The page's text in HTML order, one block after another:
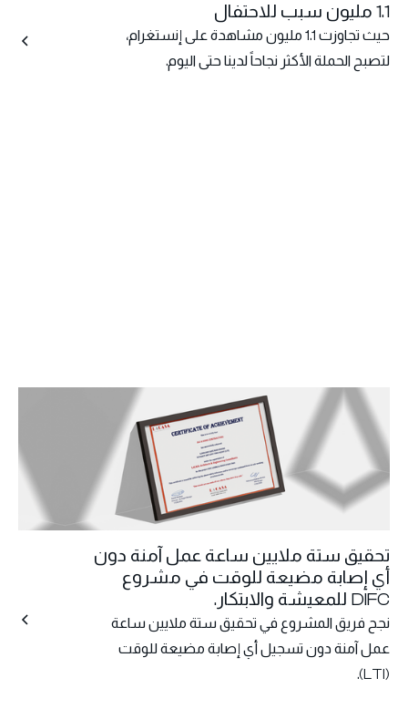
1.1 مليون سبب للاحتفال
حيث تجاوزت 1.1 مليون مشاهدة على إنستغرام،
لتصبح الحملة الأكثر نجاحاً لدينا حتى اليوم.
تحقيق ستة ملايين ساعة عمل آمنة دون
أي إصابة مضيعة للوقت في مشروع
DIFC للمعيشة والابتكار.
نجح فريق المشروع في تحقيق ستة ملايين ساعة
عمل آمنة دون تسجيل أي إصابة مضيعة للوقت
(LTI).